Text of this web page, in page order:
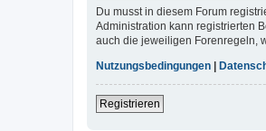
Du musst in diesem Forum
Administration kann registrierten
auch die jeweiligen Forenregeln,
Nutzungsbedingungen
Registrieren